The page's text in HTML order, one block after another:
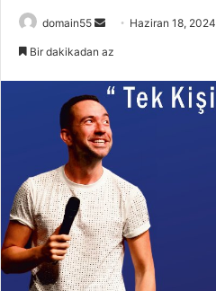
domain55
Bir
göndermek
Haziran 18, 2024
Bir dakikadan az